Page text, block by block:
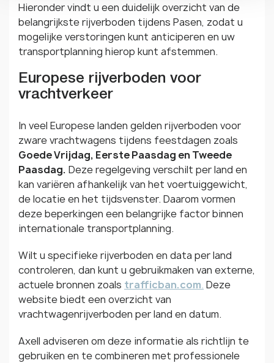
Hieronder vindt u een duidelijk overzicht van de
belangrijkste rijverboden tijdens Pasen, zodat u
mogelijke verstoringen kunt anticiperen en uw
transportplanning hierop kunt afstemmen.
Europese rijverboden voor
vrachtverkeer
In veel Europese landen gelden rijverboden voor
zware vrachtwagens tijdens feestdagen zoals
Goede Vrijdag, Eerste Paasdag en Tweede
Paasdag. Deze regelgeving verschilt per land en
kan variëren afhankelijk van het voertuiggewicht,
de locatie en het tijdsvenster. Daarom vormen
deze beperkingen een belangrijke factor binnen
internationale transportplanning.
Wilt u specifieke rijverboden en data per land
controleren, dan kunt u gebruikmaken van externe,
actuele bronnen zoals trafficban.com. Deze
website biedt een overzicht van
vrachtwagenrijverboden per land en datum.
Axell adviseren om deze informatie als richtlijn te
gebruiken en te combineren met professionele